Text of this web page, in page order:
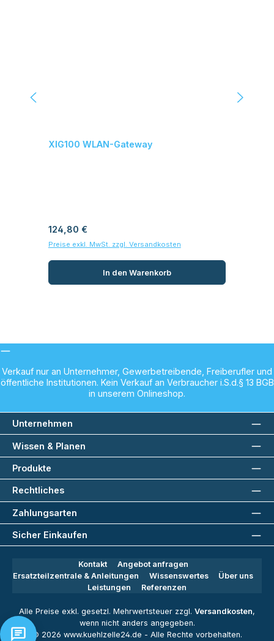
XIG100 WLAN-Gateway
Regulärer Preis:
124,80 €
Preise exkl. MwSt. zzgl. Versandkosten
In den Warenkorb
Verkauf nur an Unternehmer, Gewerbetreibende, Freiberufler und
öffentliche Institutionen. Kein Verkauf an Verbraucher i.S.d.§ 13 BGB
in unserem Onlineshop.
Unternehmen
Wissen & Planen
Produkte
Rechtliches
Zahlungsarten
Sicher Einkaufen
Kontakt
Angebot anfragen
Ersatzteilzentrale & Anleitungen
Wissenswertes
Über uns
Leistungen
Referenzen
Alle Preise exkl. gesetzl. Mehrwertsteuer zzgl. Versandkosten,
wenn nicht anders angegeben.
© 2026 www.kuehlzelle24.de - Alle Rechte vorbehalten.